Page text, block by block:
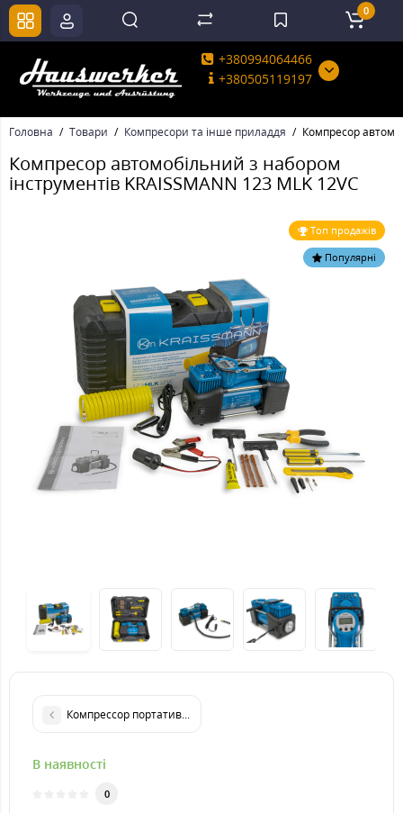
+380994064466
+380505119197
0
Головна Товари Компресори та інше приладдя Компресор
Компресор автомобільний з набором
інструментів KRAISSMANN 123 MLK 12VС
Топ продажів
Популярні
Компрессор портативний акумуляторний KRAISSMANN TRF'121
В наявності
0